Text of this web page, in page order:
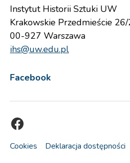
Instytut Historii Sztuki UW
Krakowskie Przedmieście
00-927 Warszawa
ihs@uw.edu.pl
Facebook
Cookies Deklaracja dostępności
Facebook